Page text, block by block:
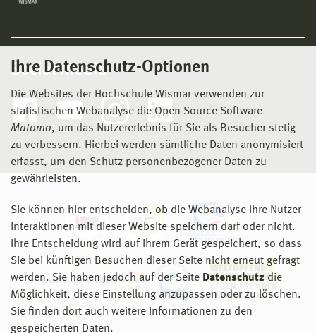
Ihre Datenschutz-Optionen
Die Websites der Hochschule Wismar verwenden zur
statistischen Webanalyse die Open-Source-Software
Matomo, um das Nutzererlebnis für Sie als Besucher stetig
zu verbessern. Hierbei werden sämtliche Daten anonymisiert
erfasst, um den Schutz personenbezogener Daten zu
gewährleisten.
Sie können hier entscheiden, ob die Webanalyse Ihre Nutzer-
Interaktionen mit dieser Website speichern darf oder nicht.
Ihre Entscheidung wird auf ihrem Gerät gespeichert, so dass
Sie bei künftigen Besuchen dieser Seite nicht erneut gefragt
werden. Sie haben jedoch auf der Seite Datenschutz die
Möglichkeit, diese Einstellung anzupassen oder zu löschen.
Sie finden dort auch weitere Informationen zu den
gespeicherten Daten.
Social Media